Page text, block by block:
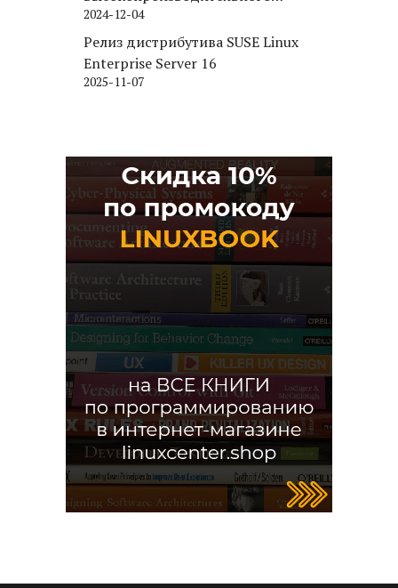
движка хранения для PostgreSQL
2024-12-04
Релиз дистрибутива SUSE Linux
Enterprise Server 16
2025-11-07